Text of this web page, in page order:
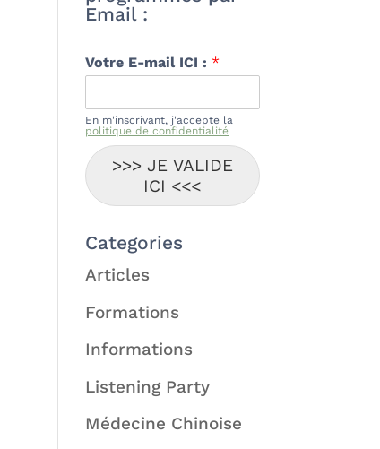
Email :
Votre E-mail ICI : *
En m'inscrivant, j'accepte la
politique de confidentialité
>>> JE VALIDE
ICI <<<
Categories
Articles
Formations
Informations
Listening Party
Médecine Chinoise